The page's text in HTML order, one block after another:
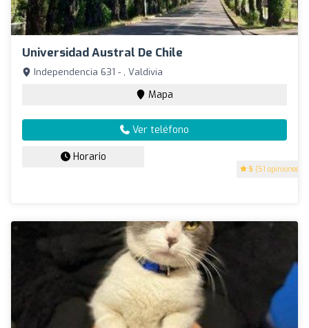
Universidad Austral De Chile
5 (51 opiniones)
Independencia 631 - , Valdivia
Mapa
Ver teléfono
Horario